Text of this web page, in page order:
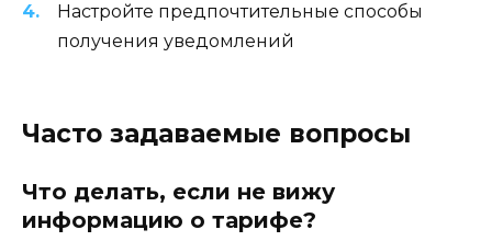
Настройте предпочтительные способы
получения уведомлений
Часто задаваемые вопросы
Что делать, если не вижу
информацию о тарифе?